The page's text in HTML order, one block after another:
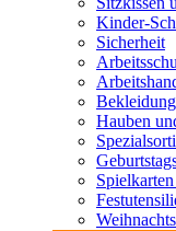
Kinder-
Sicherheit
Bekleidung
Hauben